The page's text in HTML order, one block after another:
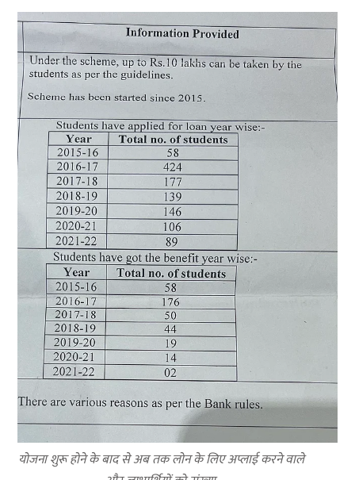
योजना शुरू होने के बाद से अब तक लोन के लिए अप्लाई करने वाले